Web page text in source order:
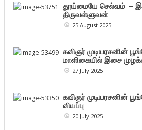
தூய்மையே செல்வம் –
திருவள்ளுவன்
25 August 2025
கவிஞர் முடியரசனின்
மாளிகையில் இசை
27 July 2025
கவிஞர் முடியரசனின்
வியப்பு
20 July 2025